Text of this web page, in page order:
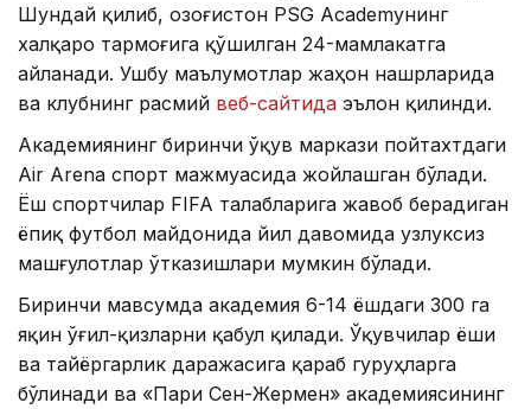
Шундай қилиб, Қозоғистон PSG Academyнинг
халқаро тармоғига қўшилган 24-мамлакатга
айланади. Ушбу маълумотлар жаҳон нашрларида
ва клубнинг расмий веб-сайтида эълон қилинди.
Академиянинг биринчи ўқув маркази пойтахтдаги
Air Arena спорт мажмуасида жойлашган бўлади.
Ёш спортчилар FIFA талабларига жавоб берадиган
ёпиқ футбол майдонида йил давомида узлуксиз
машғулотлар ўтказишлари мумкин бўлади.
Биринчи мавсумда академия 6-14 ёшдаги 300 га
яқин ўғил-қизларни қабул қилади. Ўқувчилар ёши
ва тайёргарлик даражасига қараб гуруҳларга
бўлинади ва «Пари Сен-Жермен» академиясининг